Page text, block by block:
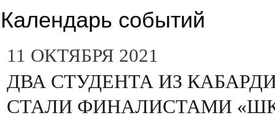
Календарь событий
11 ОКТЯБРЯ 2021
ДВА СТУДЕНТА ИЗ
СТАЛИ ФИНАЛИСТАМИ